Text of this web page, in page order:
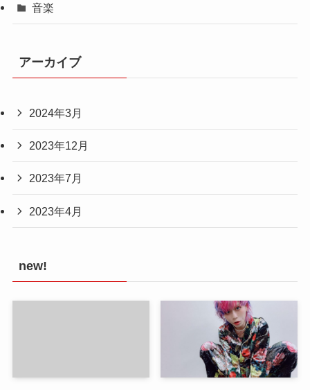
音楽
アーカイブ
2024年3月
2023年12月
2023年7月
2023年4月
new!